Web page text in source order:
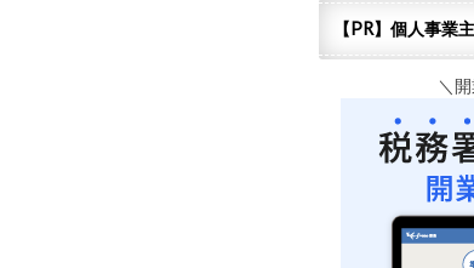
【PR】個人事業
＼